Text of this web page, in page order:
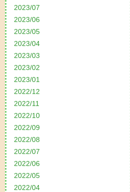
2023/07
2023/06
2023/05
2023/04
2023/03
2023/02
2023/01
2022/12
2022/11
2022/10
2022/09
2022/08
2022/07
2022/06
2022/05
2022/04